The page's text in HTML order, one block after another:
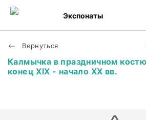
Экспонаты
Вернуться
Калмычка в праздничном
конец XIX - начало XX вв.